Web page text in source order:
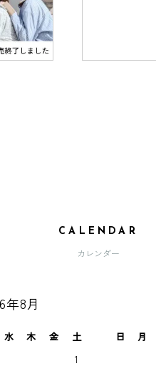
CALENDAR
カレンダー
年8月
水 木 金
土
1
日 月